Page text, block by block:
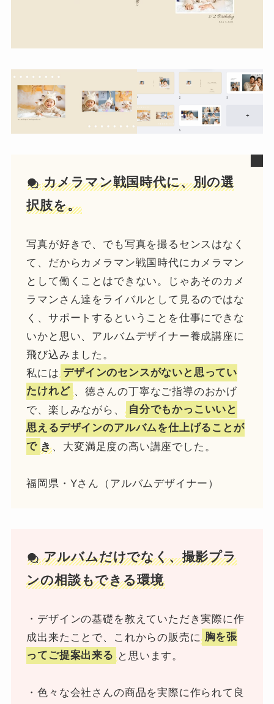
カメラマン戦国時代に、別の選
択肢を。
写真が好きで、でも写真を撮るセンスはなく
て、だからカメラマン戦国時代にカメラマン
として働くことはできない。じゃあそのカメ
ラマンさん達をライバルとして見るのではな
く、サポートするということを仕事にできな
いかと思い、アルバムデザイナー養成講座に
飛び込みました。
私には デザインのセンスがないと思ってい
たけれど 、徳さんの丁寧なご指導のおかげ
で、楽しみながら、
自分でもかっこいいと
思えるデザインのアルバムを仕上げることが
で き、大変満足度の高い講座でした。
福岡県・Yさん（アルバムデザイナー）
アルバムだけでなく、撮影プラ
ンの相談もできる環境
・デザインの基礎を教えていただき実際に作
成出来たことで、これからの販売に 胸を張
ってご提案出来る と思います。
・色々な会社さんの商品を実際に作られて良